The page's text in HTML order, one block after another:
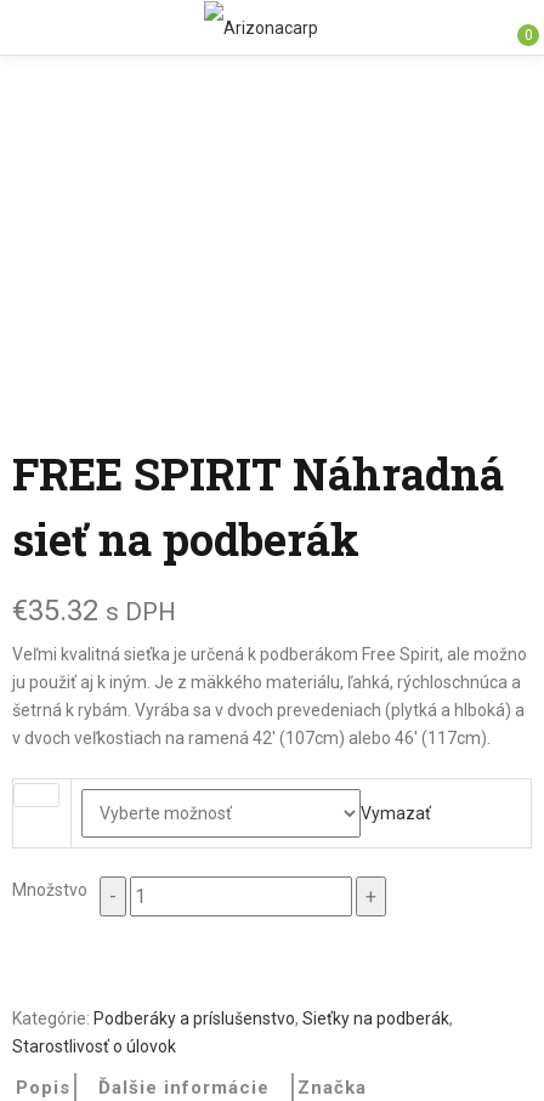
0
FREE SPIRIT Náhradná
sieť na podberák
€35.32 s DPH
Veľmi kvalitná sieťka je určená k podberákom Free Spirit, ale možno
ju použiť aj k iným. Je z mäkkého materiálu, ľahká, rýchloschnúca a
šetrná k rybám. Vyrába sa v dvoch prevedeniach (plytká a hlboká) a
v dvoch veľkostiach na ramená 42′ (107cm) alebo 46′ (117cm).
Vymazať
Množstvo Množstvo
Kategórie: Podberáky a príslušenstvo, Sieťky na podberák,
Starostlivosť o úlovok
Popis Ďalšie informácie Značka